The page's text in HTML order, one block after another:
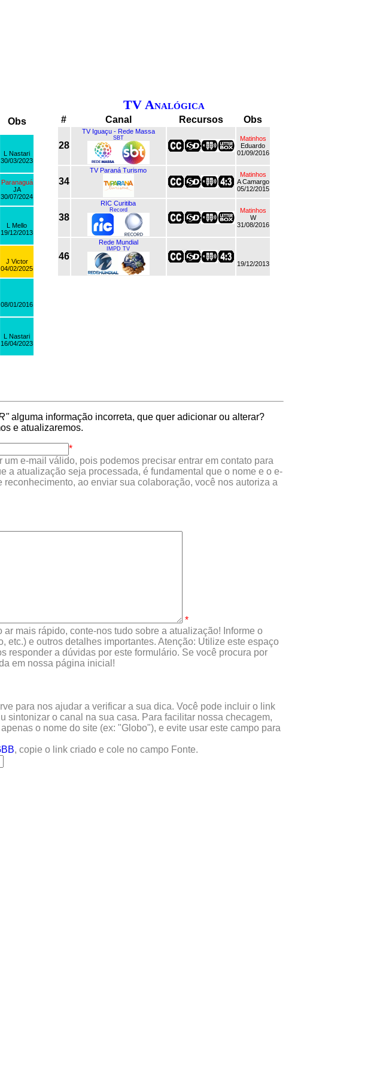
Obs
L Nastari
30/03/2023
Paranaguá
JA
30/07/2024
L Mello
19/12/2013
J Victor
04/02/2025
08/01/2016
L Nastari
16/04/2023
TV Analógica
# Canal Recursos Obs
28
TV Iguaçu - Rede Massa
SBT
Matinhos
Eduardo
01/09/2016
34
TV Paraná Turismo
Matinhos
A Camargo
05/12/2015
38
RIC Curitiba
Record
Matinhos
W
31/08/2016
46
Rede Mundial
IMPD TV
19/12/2013
alguma informação incorreta, que quer adicionar ou alterar?
e atualizaremos.
*
e-mail válido, pois podemos precisar entrar em contato para
a atualização seja processada, é fundamental que o nome e o e-
ao enviar sua colaboração, você nos autoriza a
*
mais rápido, conte-nos tudo sobre a atualização! Informe o
etc.) e outros detalhes importantes. Atenção: Utilize este espaço
responder a dúvidas por este formulário. Se você procura por
em nossa página inicial!
para nos ajudar a verificar a sua dica. Você pode incluir o link
sintonizar o canal na sua casa. Para facilitar nossa checagem,
o nome do site (ex: "Globo"), e evite usar este campo para
, copie o link criado e cole no campo Fonte.